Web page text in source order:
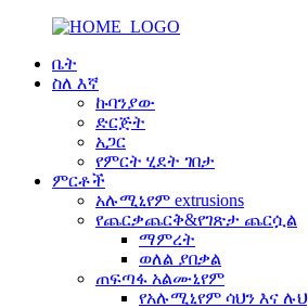
ቤት
ስለ እኛ
ኩባንያው
ድርጅት
አጋር
የምርት ሂደት ገበታ
ምርቶች
አሉሚኒየም extrusions
የጨርቃጨርቅ&የገጽታ ጨርሷል
ማምረት
ወለል ያበቃል
ጠፍጣፋ አልሙኒየም
የአሉሚኒየም ሳህን እና ሉህ